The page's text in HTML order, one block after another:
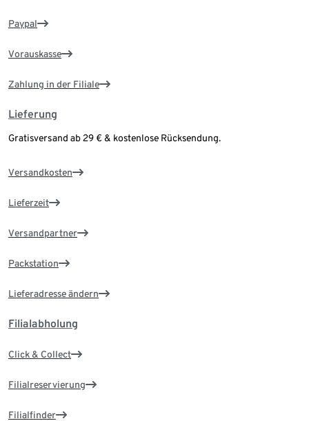
Paypal
Vorauskasse
Zahlung in der Filiale
Lieferung
Gratisversand ab 29 € & kostenlose Rücksendung.
Versandkosten
Lieferzeit
Versandpartner
Packstation
Lieferadresse ändern
Filialabholung
Click & Collect
Filialreservierung
Filialfinder